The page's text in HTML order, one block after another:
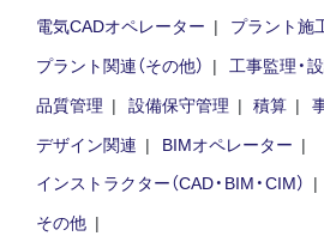
電気CADオペレーター
プラント施
プラント関連（その他）
工事監理・
品質管理
設備保守管理 積算
デザイン関連
BIMオペレーター
インストラクター（CAD・BIM・CIM）
その他